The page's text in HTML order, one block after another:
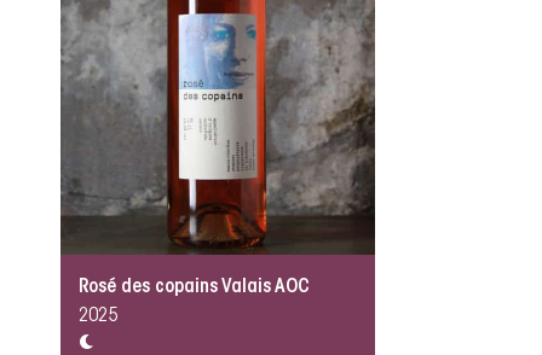
Rosé des copains Valais AOC
2025